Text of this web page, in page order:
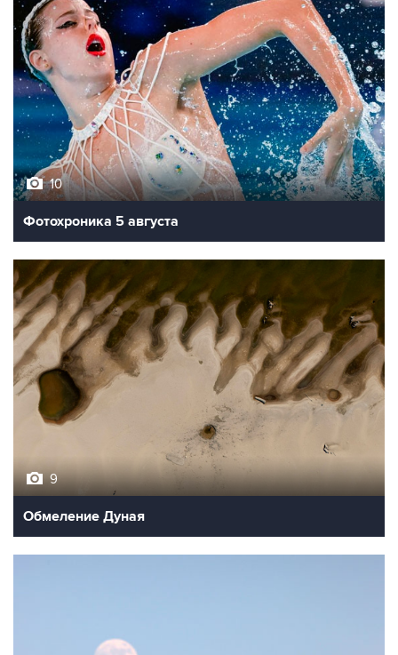
10
Фотохроника 5 августа
9
Обмеление Дуная